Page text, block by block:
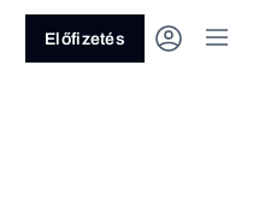
Előfizetés